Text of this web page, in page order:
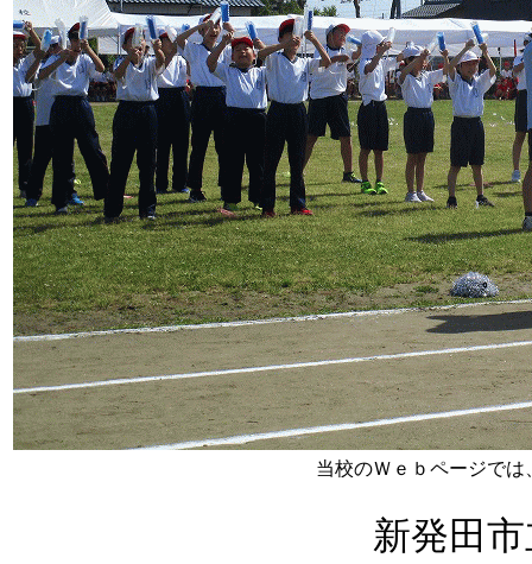
当校のＷｅｂページで
新発田